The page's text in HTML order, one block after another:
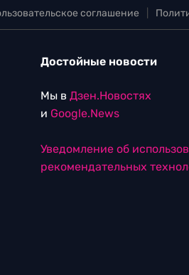
соглашение
Достойные новости
Мы в Дзен.Новостях
и Google.News
Уведомление об
рекомендательных